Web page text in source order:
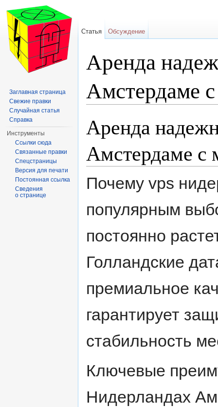
Аренда
Амстердаме
Аренда
Амстердаме с
Почему vps
популярным
постоянно
Голландские
премиальное
гарантирует
стабильность
Ключевые
Нидерландах
Статья Обсуждение
Заглавная страница
Свежие правки
Случайная статья
Справка
Инструменты
Ссылки сюда
Связанные правки
Спецстраницы
Версия для печати
Постоянная ссылка
Сведения
о странице